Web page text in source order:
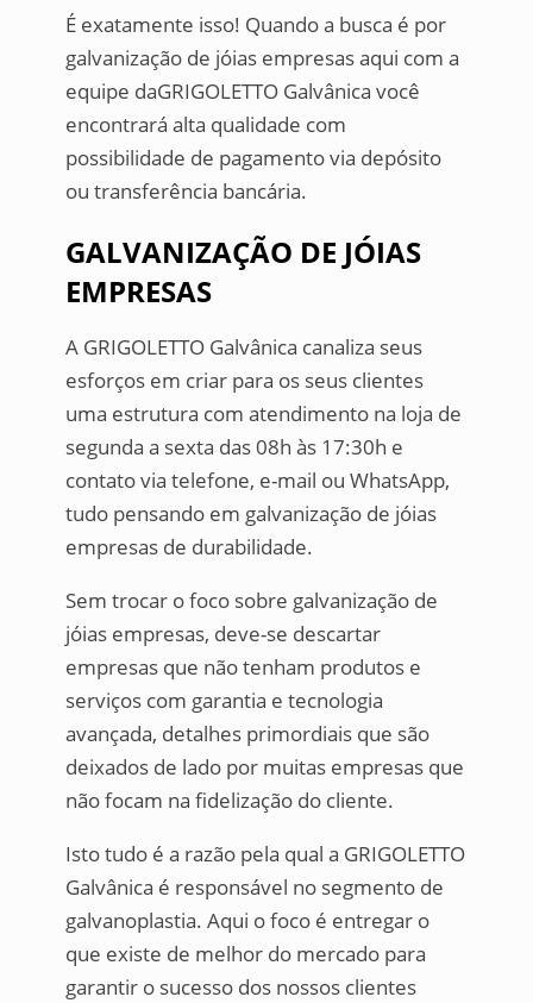
É exatamente isso! Quando a busca é por
galvanização de jóias empresas aqui com a
equipe daGRIGOLETTO Galvânica você
encontrará alta qualidade com
possibilidade de pagamento via depósito
ou transferência bancária.
GALVANIZAÇÃO DE JÓIAS
EMPRESAS
A GRIGOLETTO Galvânica canaliza seus
esforços em criar para os seus clientes
uma estrutura com atendimento na loja de
segunda a sexta das 08h às 17:30h e
contato via telefone, e-mail ou WhatsApp,
tudo pensando em galvanização de jóias
empresas de durabilidade.
Sem trocar o foco sobre galvanização de
jóias empresas, deve-se descartar
empresas que não tenham produtos e
serviços com garantia e tecnologia
avançada, detalhes primordiais que são
deixados de lado por muitas empresas que
não focam na fidelização do cliente.
Isto tudo é a razão pela qual a GRIGOLETTO
Galvânica é responsável no segmento de
galvanoplastia. Aqui o foco é entregar o
que existe de melhor do mercado para
garantir o sucesso dos nossos clientes